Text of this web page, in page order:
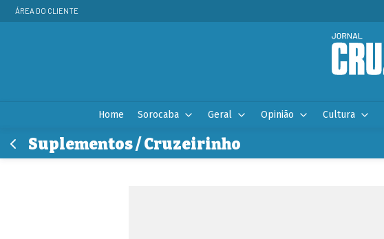
ÁREA DO CLIENTE
Home Sorocaba Geral Opinião Cultura
Suplementos / Cruzeirinho